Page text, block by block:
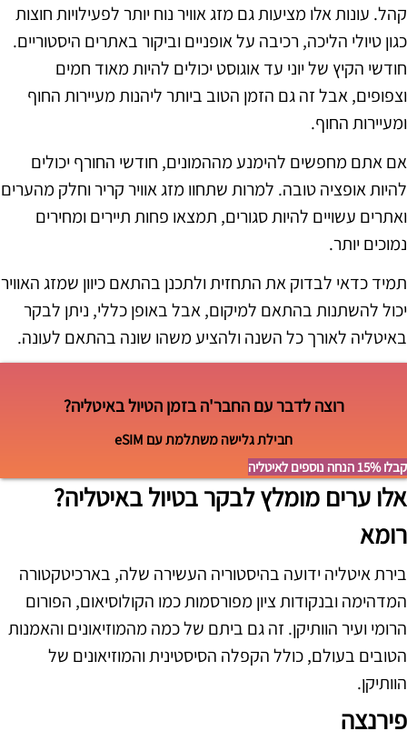
קהל. עונות אלו מציעות גם מזג אוויר נוח יותר לפעילויות חוצות
כגון טיולי הליכה, רכיבה על אופניים וביקור באתרים היסטוריים.
חודשי הקיץ של יוני עד אוגוסט יכולים להיות מאוד חמים
וצפופים, אבל זה גם הזמן הטוב ביותר ליהנות מעיירות החוף
ומעיירות החוף.
אם אתם מחפשים להימנע מההמונים, חודשי החורף יכולים
להיות אופציה טובה. למרות שתחוו מזג אוויר קריר וחלק מהערים
ואתרים עשויים להיות סגורים, תמצאו פחות תיירים ומחירים
נמוכים יותר.
תמיד כדאי לבדוק את התחזית ולתכנן בהתאם כיוון שמזג האוויר
יכול להשתנות בהתאם למיקום, אבל באופן כללי, ניתן לבקר
באיטליה לאורך כל השנה ולהציע משהו שונה בהתאם לעונה.
רוצה לדבר עם החבר'ה בזמן הטיול באיטליה?
חבילת גלישה משתלמת עם eSIM
קבלו 15% הנחה נוספים לאיטליה
אלו ערים מומלץ לבקר בטיול באיטליה?
רומא
בירת איטליה ידועה בהיסטוריה העשירה שלה, בארכיטקטורה
המדהימה ובנקודות ציון מפורסמות כמו הקולוסיאום, הפורום
הרומי ועיר הוותיקן. זה גם ביתם של כמה מהמוזיאונים והאמנות
הטובים בעולם, כולל הקפלה הסיסטינית והמוזיאונים של
הוותיקן.
פירנצה